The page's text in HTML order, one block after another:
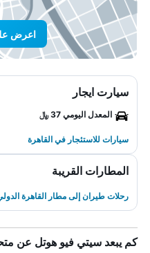
اعرض
سيارت ايجار
المعدل اليومي 37 ﷼
سيارات للاستئجار في القاهرة
المطارات القريبة
رحلات طيران إلى مطار القاهرة
كم يبعد سيتي فيو هوتل عن